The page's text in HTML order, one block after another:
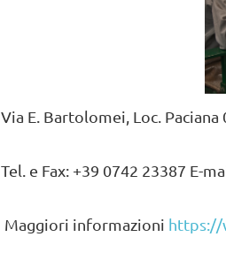
Via E. Bartolomei, Loc. Paciana
Tel. e Fax: +39 0742 23387 E-
Maggiori informazioni https://